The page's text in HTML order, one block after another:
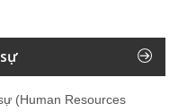
(Human Resources